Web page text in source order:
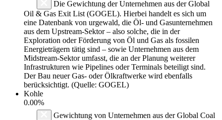
Die Gewichtung der Unternehmen aus der Global
Oil & Gas Exit List (GOGEL). Hierbei handelt es sich um
eine Datenbank von urgewald, die Öl- und Gasunternehmen
aus dem Upstream-Sektor – also solche, die in der
Exploration oder Förderung von Öl und Gas als fossilen
Energieträgern tätig sind – sowie Unternehmen aus dem
Midstream-Sektor umfasst, die an der Planung weiterer
Infrastrukturen wie Pipelines oder Terminals beteiligt sind.
Der Bau neuer Gas- oder Ölkraftwerke wird ebenfalls
berücksichtigt. (Quelle: GOGEL)
Kohle
0.00%
Gewichtung von Unternehmen aus der Global Coal